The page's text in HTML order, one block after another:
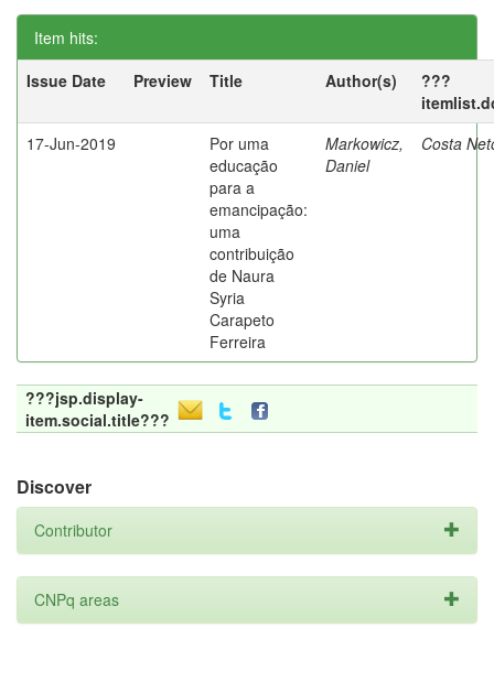
Item hits:
Issue Date
Preview Title Author(s)
???
17-Jun-2019
Por uma
educação
para a
emancipação:
uma
contribuição
de Naura
Syria
Carapeto
Ferreira
Markowicz,
Daniel
Costa
???jsp.display-
item.social.title???
Discover
Contributor
CNPq areas